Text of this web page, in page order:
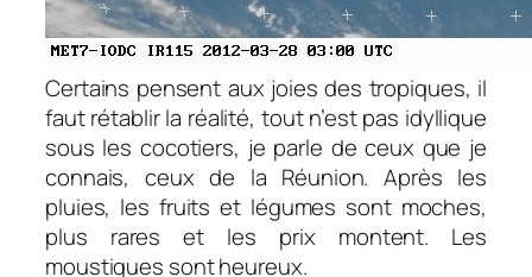
Certains pensent aux joies des tropiques, il
faut rétablir la réalité, tout n’est pas idyllique
sous les cocotiers, je parle de ceux que je
connais, ceux de la Réunion. Après les
pluies, les fruits et légumes sont moches,
plus rares et les prix montent. Les
moustiques sont heureux.